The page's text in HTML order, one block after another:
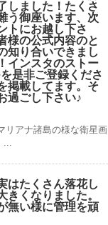
しました！たくさ
う御座います、次
トにお越し下さ
様の公式内容のと
知り合いできまし
インスタのストー
是非ご登録くださ
掲載してます。そ
過ごし下さい♪
リアナ諸島の様な衛星画
はたくさん落花し
きくなりました。
無い様に管理を頑